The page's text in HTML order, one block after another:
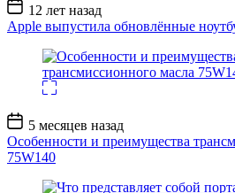
Дата
записи
12 лет назад
Apple выпустила обновлённые
Дата
записи
5 месяцев назад
Особенности и преимущества
75W140